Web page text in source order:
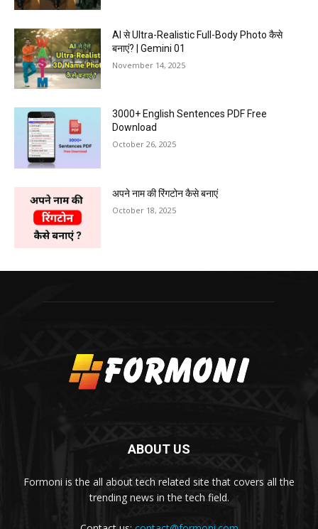
AI से Ultra-Realistic Full-Body Photo कैसे
बनाएं? | Gemini 01
November 14, 2025
3000+ English Sentences PDF Free
Download
October 26, 2025
अपने नाम की रिंगटोन कैसे बनाएं
October 18, 2025
ABOUT US
Formoni is the all about tech related site that covers all the
trending news in the tech field.